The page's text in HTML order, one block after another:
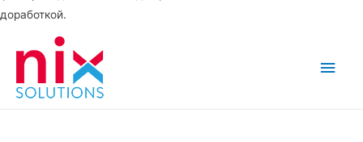
доработкой.
Main